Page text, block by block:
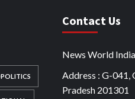
Contact Us
News World India
Address : G-041,
Pradesh 201301